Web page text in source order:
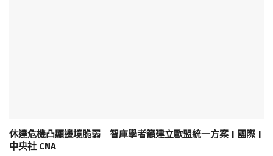
休達危機凸顯邊境脆弱 智庫學者籲建立歐盟統一方案 | 國際 |
中央社 CNA